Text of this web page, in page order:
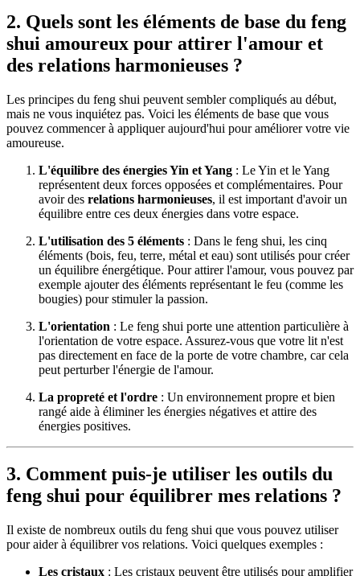
2. Quels sont les éléments de base du feng
shui amoureux pour attirer l'amour et
des relations harmonieuses ?
Les principes du feng shui peuvent sembler compliqués au début,
mais ne vous inquiétez pas. Voici les éléments de base que vous
pouvez commencer à appliquer aujourd'hui pour améliorer votre vie
amoureuse.
L'équilibre des énergies Yin et Yang : Le Yin et le Yang
représentent deux forces opposées et complémentaires. Pour
avoir des relations harmonieuses, il est important d'avoir un
équilibre entre ces deux énergies dans votre espace.
L'utilisation des 5 éléments : Dans le feng shui, les cinq
éléments (bois, feu, terre, métal et eau) sont utilisés pour créer
un équilibre énergétique. Pour attirer l'amour, vous pouvez par
exemple ajouter des éléments représentant le feu (comme les
bougies) pour stimuler la passion.
L'orientation : Le feng shui porte une attention particulière à
l'orientation de votre espace. Assurez-vous que votre lit n'est
pas directement en face de la porte de votre chambre, car cela
peut perturber l'énergie de l'amour.
La propreté et l'ordre : Un environnement propre et bien
rangé aide à éliminer les énergies négatives et attire des
énergies positives.
3. Comment puis-je utiliser les outils du
feng shui pour équilibrer mes relations ?
Il existe de nombreux outils du feng shui que vous pouvez utiliser
pour aider à équilibrer vos relations. Voici quelques exemples :
Les cristaux : Les cristaux peuvent être utilisés pour amplifier